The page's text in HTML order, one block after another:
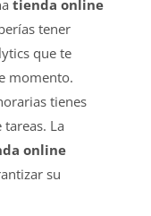
tienda online
tener
que te
momento.
tienes
La
online
su